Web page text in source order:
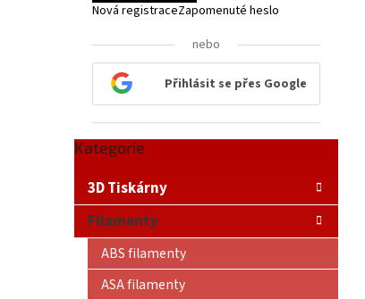
Nová registraceZapomenuté heslo
nebo
Přihlásit se přes Google
Přeskočit
Kategorie
3D Tiskárny
Filamenty
ABS filamenty
ASA filamenty